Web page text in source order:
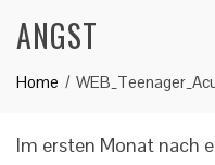
ANGST
Home
Im ersten Monat nach